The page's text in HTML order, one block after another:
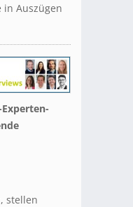
Auszügen
Experten-
stellen